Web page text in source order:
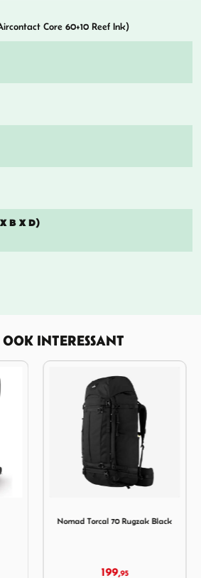
Core 60+10 Reef Ink)
B X D)
INTERESSANT
Osprey Aether 55 Deep Acorn
279,95 239,